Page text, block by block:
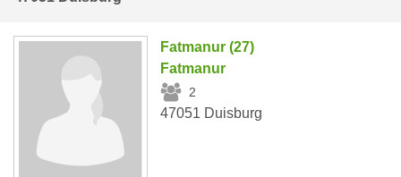
Fatmanur (27)
Fatmanur
2
47051 Duisburg